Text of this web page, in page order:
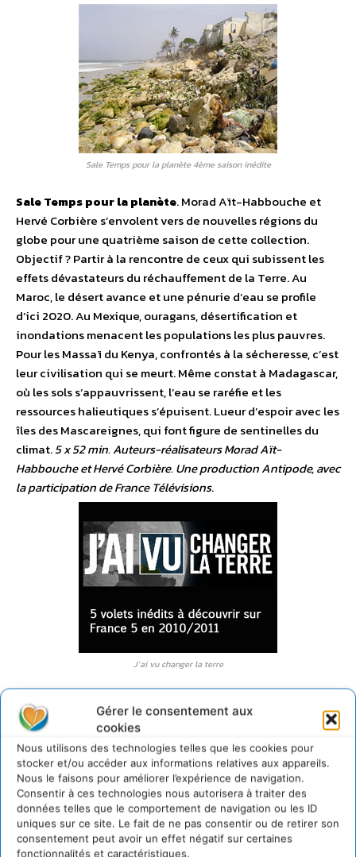
Gérer le consentement aux
cookies
Nous utilisons des technologies telles que les cookies pour
stocker et/ou accéder aux informations relatives aux appareils.
Nous le faisons pour améliorer l’expérience de navigation.
Consentir à ces technologies nous autorisera à traiter des
données telles que le comportement de navigation ou les ID
uniques sur ce site. Le fait de ne pas consentir ou de retirer son
consentement peut avoir un effet négatif sur certaines
fonctionnalités et caractéristiques.
Sale Temps pour la planète 4ème saison inédite
Sale Temps pour la planète. Morad Aït-Habbouche et
Hervé Corbière s’envolent vers de nouvelles régions du
globe pour une quatrième saison de cette collection.
Objectif ? Partir à la rencontre de ceux qui subissent les
effets dévastateurs du réchauffement de la Terre. Au
Maroc, le désert avance et une pénurie d’eau se profile
d’ici 2020. Au Mexique, ouragans, désertification et
inondations menacent les populations les plus pauvres.
Pour les Massaï du Kenya, confrontés à la sécheresse, c’est
leur civilisation qui se meurt. Même constat à Madagascar,
où les sols s’appauvrissent, l’eau se raréfie et les
ressources halieutiques s’épuisent. Lueur d’espoir avec les
îles des Mascareignes, qui font figure de sentinelles du
climat.5 x 52 min. Auteurs-réalisateurs Morad Aït-
Habbouche et Hervé Corbière. Une production Antipode, avec
la participation de France Télévisions.
J’ai vu changer la terre
J’ai vu changer la Terre
climatique affectent déjà le quotidien de bon nombre de
personnes qui vivent au contact de la nature et en tirent
leurs moyens de subsistance. Concernés en premier lieu :
les agriculteurs, éleveurs, pêcheurs, chasseurs et
sylviculteurs d’Asie, d’Afrique ou d’ailleurs. Refusant la
fatalité, ceux qui ont « vu changer la Terre » rivalisent
d’ingéniosité pour trouver des solutions afin de préserver